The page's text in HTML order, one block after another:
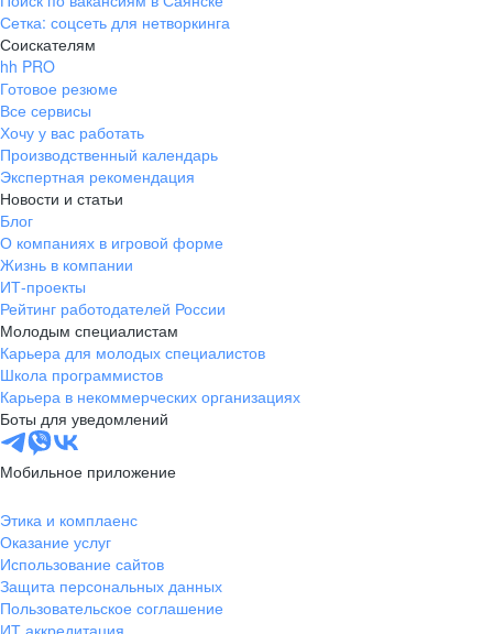
Сетка: соцсеть для нетворкинга
Соискателям
hh PRO
Готовое резюме
Все сервисы
Хочу у вас работать
Производственный календарь
Экспертная рекомендация
Новости и статьи
Блог
О компаниях в игровой форме
Жизнь в компании
ИТ-проекты
Рейтинг работодателей России
Молодым специалистам
Карьера для молодых специалистов
Школа программистов
Карьера в некоммерческих организациях
Боты для уведомлений
Мобильное приложение
Этика и комплаенс
Оказание услуг
Использование сайтов
Защита персональных данных
Пользовательское соглашение